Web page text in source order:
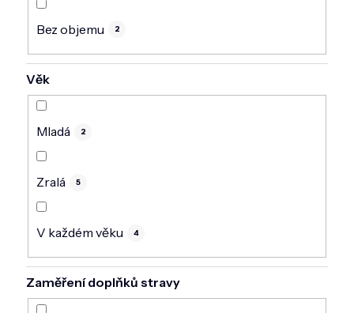
Bez objemu 2
Věk
Mladá 2
Zralá 5
V každém věku 4
Zaměření doplňků stravy